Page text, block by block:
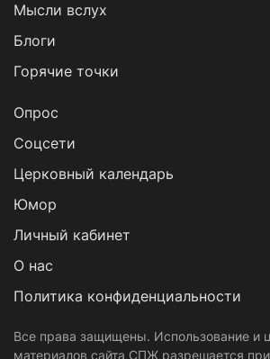
Мысли вслух
Блоги
Горячие точки
Опрос
Cоцсети
Церковный календарь
Юмор
Личный кабинет
О нас
Политика конфиденциальности
Все права защищены. Использование и
материалов сайта СПЖ разрешается